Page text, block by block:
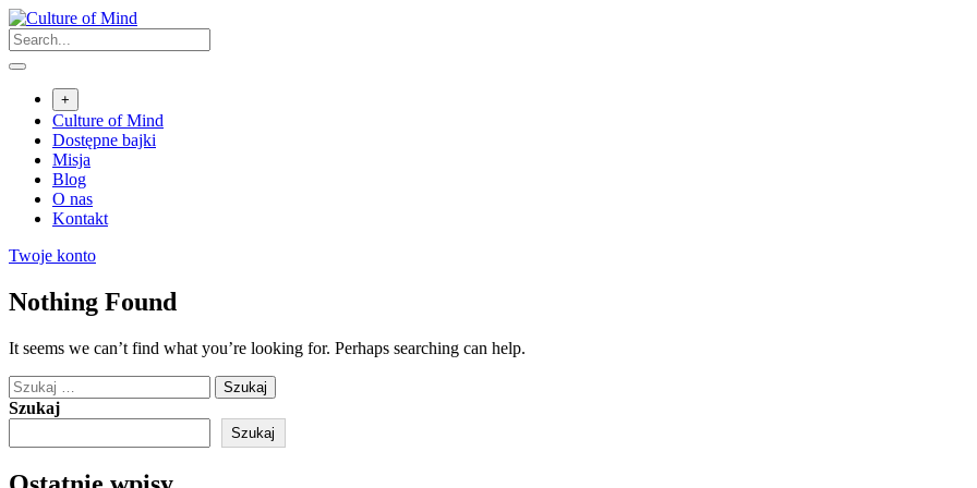
Skip
to
content
+
Culture of Mind
Dostępne bajki
Misja
Blog
O nas
Kontakt
Twoje konto
Nothing Found
It seems we can’t find what you’re looking for. Perhaps searching can help.
Szukaj:
Szukaj
Szukaj